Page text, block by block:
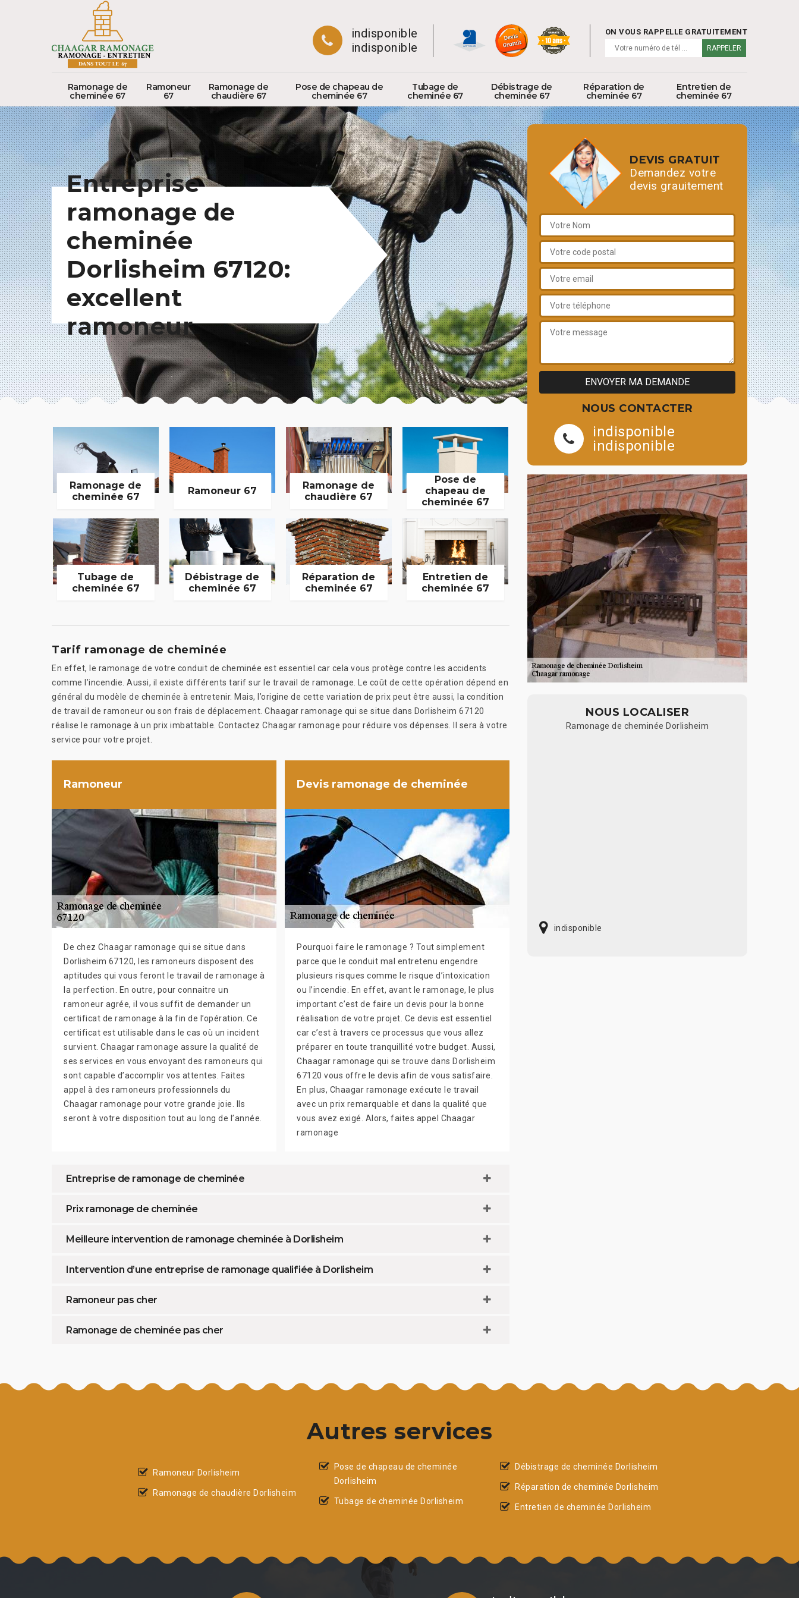
indisponible
indisponible
ON VOUS RAPPELLE GRATUITEMENT
Ramonage de
cheminée 67
Ramoneur
67
Ramonage de
chaudière 67
Pose de chapeau de
cheminée 67
Tubage de
cheminée 67
Débistrage de
cheminée 67
Réparation de
cheminée 67
Entretien de
cheminée 67
Entreprise
ramonage de
cheminée
Dorlisheim 67120:
excellent
ramoneur
Ramonage de
cheminée 67
Ramoneur 67
Ramonage de
chaudière 67
Pose de
chapeau de
cheminée 67
Tubage de
cheminée 67
Débistrage de
cheminée 67
Réparation de
cheminée 67
Entretien de
cheminée 67
Tarif ramonage de cheminée
En effet, le ramonage de votre conduit de cheminée est essentiel car cela vous protège contre les accidents
comme l’incendie. Aussi, il existe différents tarif sur le travail de ramonage. Le coût de cette opération dépend en
général du modèle de cheminée à entretenir. Mais, l’origine de cette variation de prix peut être aussi, la condition
de travail de ramoneur ou son frais de déplacement. Chaagar ramonage qui se situe dans Dorlisheim 67120
réalise le ramonage à un prix imbattable. Contactez Chaagar ramonage pour réduire vos dépenses. Il sera à votre
service pour votre projet.
Ramoneur
De chez Chaagar ramonage qui se situe dans
Dorlisheim 67120, les ramoneurs disposent des
aptitudes qui vous feront le travail de ramonage à
la perfection. En outre, pour connaitre un
ramoneur agrée, il vous suffit de demander un
certificat de ramonage à la fin de l’opération. Ce
certificat est utilisable dans le cas où un incident
survient. Chaagar ramonage assure la qualité de
ses services en vous envoyant des ramoneurs qui
sont capable d’accomplir vos attentes. Faites
appel à des ramoneurs professionnels du
Chaagar ramonage pour votre grande joie. Ils
seront à votre disposition tout au long de l’année.
Devis ramonage de cheminée
Pourquoi faire le ramonage ? Tout simplement
parce que le conduit mal entretenu engendre
plusieurs risques comme le risque d’intoxication
ou l’incendie. En effet, avant le ramonage, le plus
important c’est de faire un devis pour la bonne
réalisation de votre projet. Ce devis est essentiel
car c’est à travers ce processus que vous allez
préparer en toute tranquillité votre budget. Aussi,
Chaagar ramonage qui se trouve dans Dorlisheim
67120 vous offre le devis afin de vous satisfaire.
En plus, Chaagar ramonage exécute le travail
avec un prix remarquable et dans la qualité que
vous avez exigé. Alors, faites appel Chaagar
ramonage
Entreprise de ramonage de cheminée
Prix ramonage de cheminée
Meilleure intervention de ramonage cheminée à Dorlisheim
Intervention d’une entreprise de ramonage qualifiée à Dorlisheim
Ramoneur pas cher
Ramonage de cheminée pas cher
DEVIS GRATUIT
Demandez votre
devis grauitement
NOUS CONTACTER
indisponible
indisponible
NOUS LOCALISER
Ramonage de cheminée Dorlisheim
indisponible
Autres services
Ramoneur Dorlisheim
Ramonage de chaudière Dorlisheim
Pose de chapeau de cheminée
Dorlisheim
Tubage de cheminée Dorlisheim
Débistrage de cheminée Dorlisheim
Réparation de cheminée Dorlisheim
Entretien de cheminée Dorlisheim